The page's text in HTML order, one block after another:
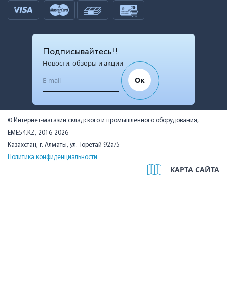
Подписывайтесь!!
Новости, обзоры и акции
Ок
© Интернет-магазин складского и промышленного оборудования,
EME54.KZ, 2016-2026
Казахстан, г. Алматы, ул. Торетай 92а/5
Политика конфиденциальности
КАРТА САЙТА